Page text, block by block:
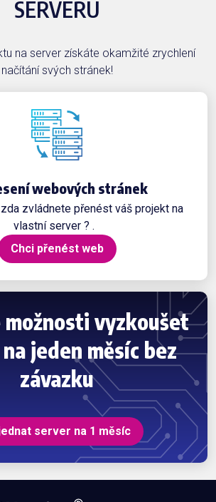
SERVERU
na server získáte okamžité zrychlení
načítání svých stránek!
webových stránek
zvládnete přenést váš projekt na
vlastní server ? .
Chci přenést web
vyzkoušet
jeden měsíc bez
závazku
server na 1 měsíc